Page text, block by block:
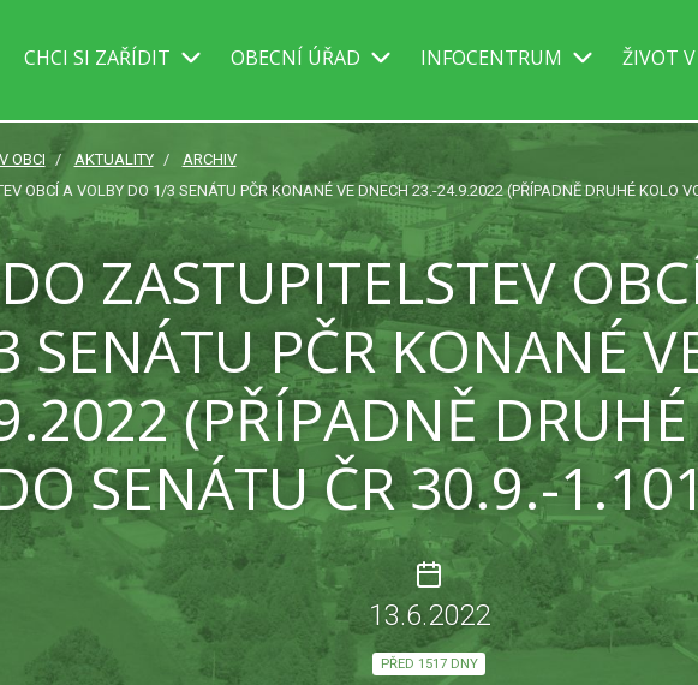
CHCI SI ZAŘÍDIT OBECNÍ ÚŘAD INFOCENTRUM ŽIVOT
OBCI AKTUALITY
ARCHIV
OBCÍ A VOLBY DO 1/3 SENÁTU PČR KONANÉ VE DNECH 23.-24.9.2022 (PŘÍPADNĚ DRUHÉ KOLO
ZASTUPITELSTEV
SENÁTU PČR KONANÉ
(PŘÍPADNĚ
SENÁTU ČR 30.9.-
13.6.2022
PŘED 1517 DNY